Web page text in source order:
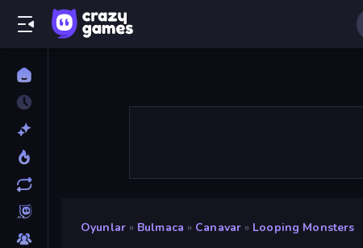
Oyunlar » Bulmaca » Canavar » Looping Monsters